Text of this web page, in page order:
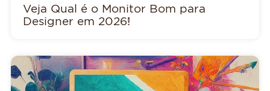
Veja Qual é o Monitor Bom para
Designer em 2026!